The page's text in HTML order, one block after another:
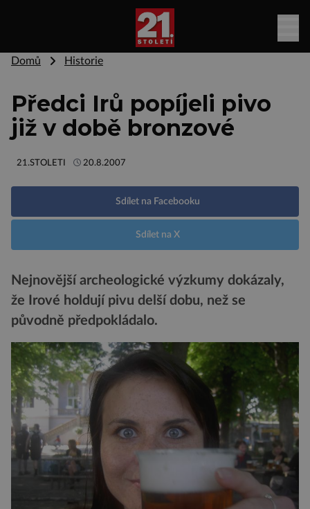
Domů Historie
Předci Irů popíjeli pivo
již v době bronzové
21.STOLETI 20.8.2007
Sdílet na Facebooku
Sdílet na X
Nejnovější archeologické výzkumy dokázaly,
že Irové holdují pivu delší dobu, než se
původně předpokládalo.